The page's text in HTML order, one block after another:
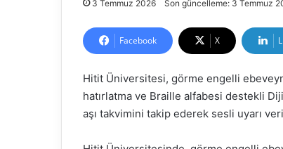
3 Temmuz 2026 Son güncelleme: 3 Temmuz
Facebook X
Hitit Üniversitesi, görme engelli
hatırlatma ve Braille alfabesi destekli
aşı takvimini takip ederek sesli uyarı